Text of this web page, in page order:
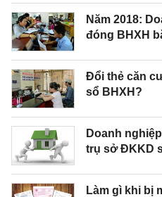
Năm 2018:
đóng BHXH
Đổi thẻ căn
sổ BHXH?
Doanh
trụ sở ĐKKD
Làm gì khi bị